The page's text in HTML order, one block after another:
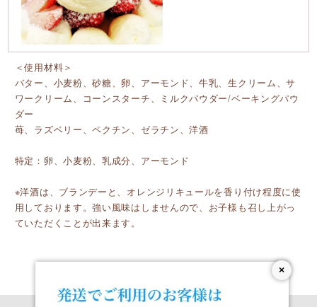
×
＜使用材料＞
バター、小麦粉、砂糖、卵、アーモンド、牛乳、生クリーム、サ
ワークリーム、コーンスターチ、ミルクパウダー/ベーキングパウ
ダー
苺、ラズベリー、ペクチン、ゼラチン、洋酒
特定：卵、小麦粉、乳成分、アーモンド
※洋酒は、ブランデーと、オレンジリキュールを香り付け程度に使
用しております。強い風味はしませんので、お子様も召し上がっ
ていただくことが出来ます。